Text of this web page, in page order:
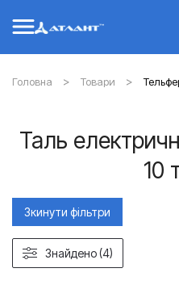
Головна Товари
Таль
10
Зкинути фільтри
Знайдено (4)